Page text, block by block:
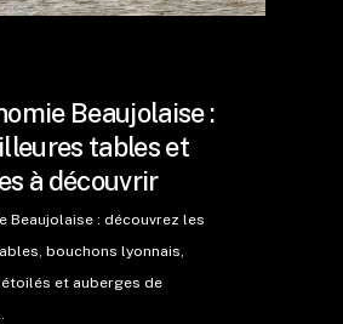
Beaujolaise :
tables et
à découvrir
Beaujolaise : découvrez les
bouchons lyonnais,
et auberges de